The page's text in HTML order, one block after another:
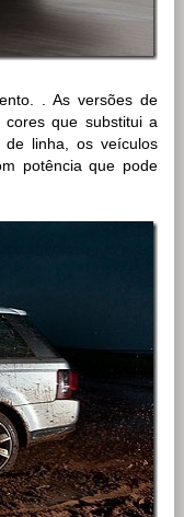
. As versões de
que substitui a
de linha, os veículos
potência que pode